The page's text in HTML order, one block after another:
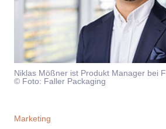
Mediadaten
Themen
Marketing
Magazin
Kontakt
Niklas Mößner ist Produkt Manager bei
© Foto: Faller Packaging
Marketing